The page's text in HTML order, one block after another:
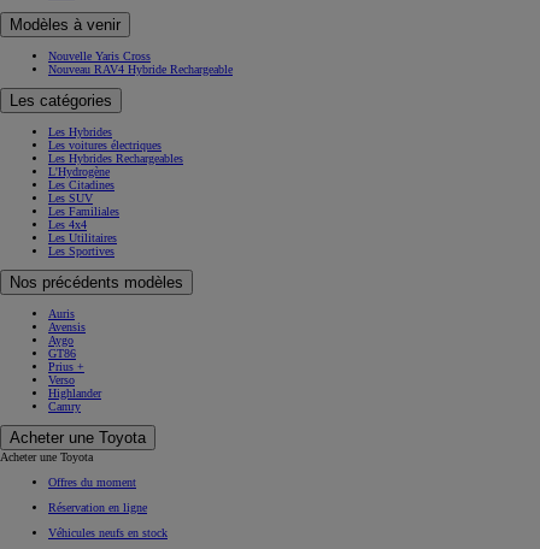
Modèles à venir
Nouvelle Yaris Cross
Nouveau RAV4 Hybride Rechargeable
Les catégories
Les Hybrides
Les voitures électriques
Les Hybrides Rechargeables
L'Hydrogène
Les Citadines
Les SUV
Les Familiales
Les 4x4
Les Utilitaires
Les Sportives
Nos précédents modèles
Auris
Avensis
Aygo
GT86
Prius +
Verso
Highlander
Camry
Acheter une Toyota
Acheter une Toyota
Offres du moment
Réservation en ligne
Véhicules neufs en stock